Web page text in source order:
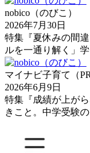
nobico（のびこ）
2026年7月30日
特集『夏休みの間
ルを一通り解く」
マイナビ子育て（
2026年6月9日
特集『成績が上が
きこと。中学受験